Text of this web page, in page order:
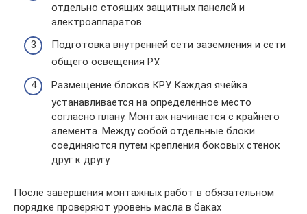
отдельно стоящих защитных панелей и
электроаппаратов.
Подготовка внутренней сети заземления и сети
общего освещения РУ.
Размещение блоков КРУ. Каждая ячейка
устанавливается на определенное место
согласно плану. Монтаж начинается с крайнего
элемента. Между собой отдельные блоки
соединяются путем крепления боковых стенок
друг к другу.
После завершения монтажных работ в обязательном
порядке проверяют уровень масла в баках